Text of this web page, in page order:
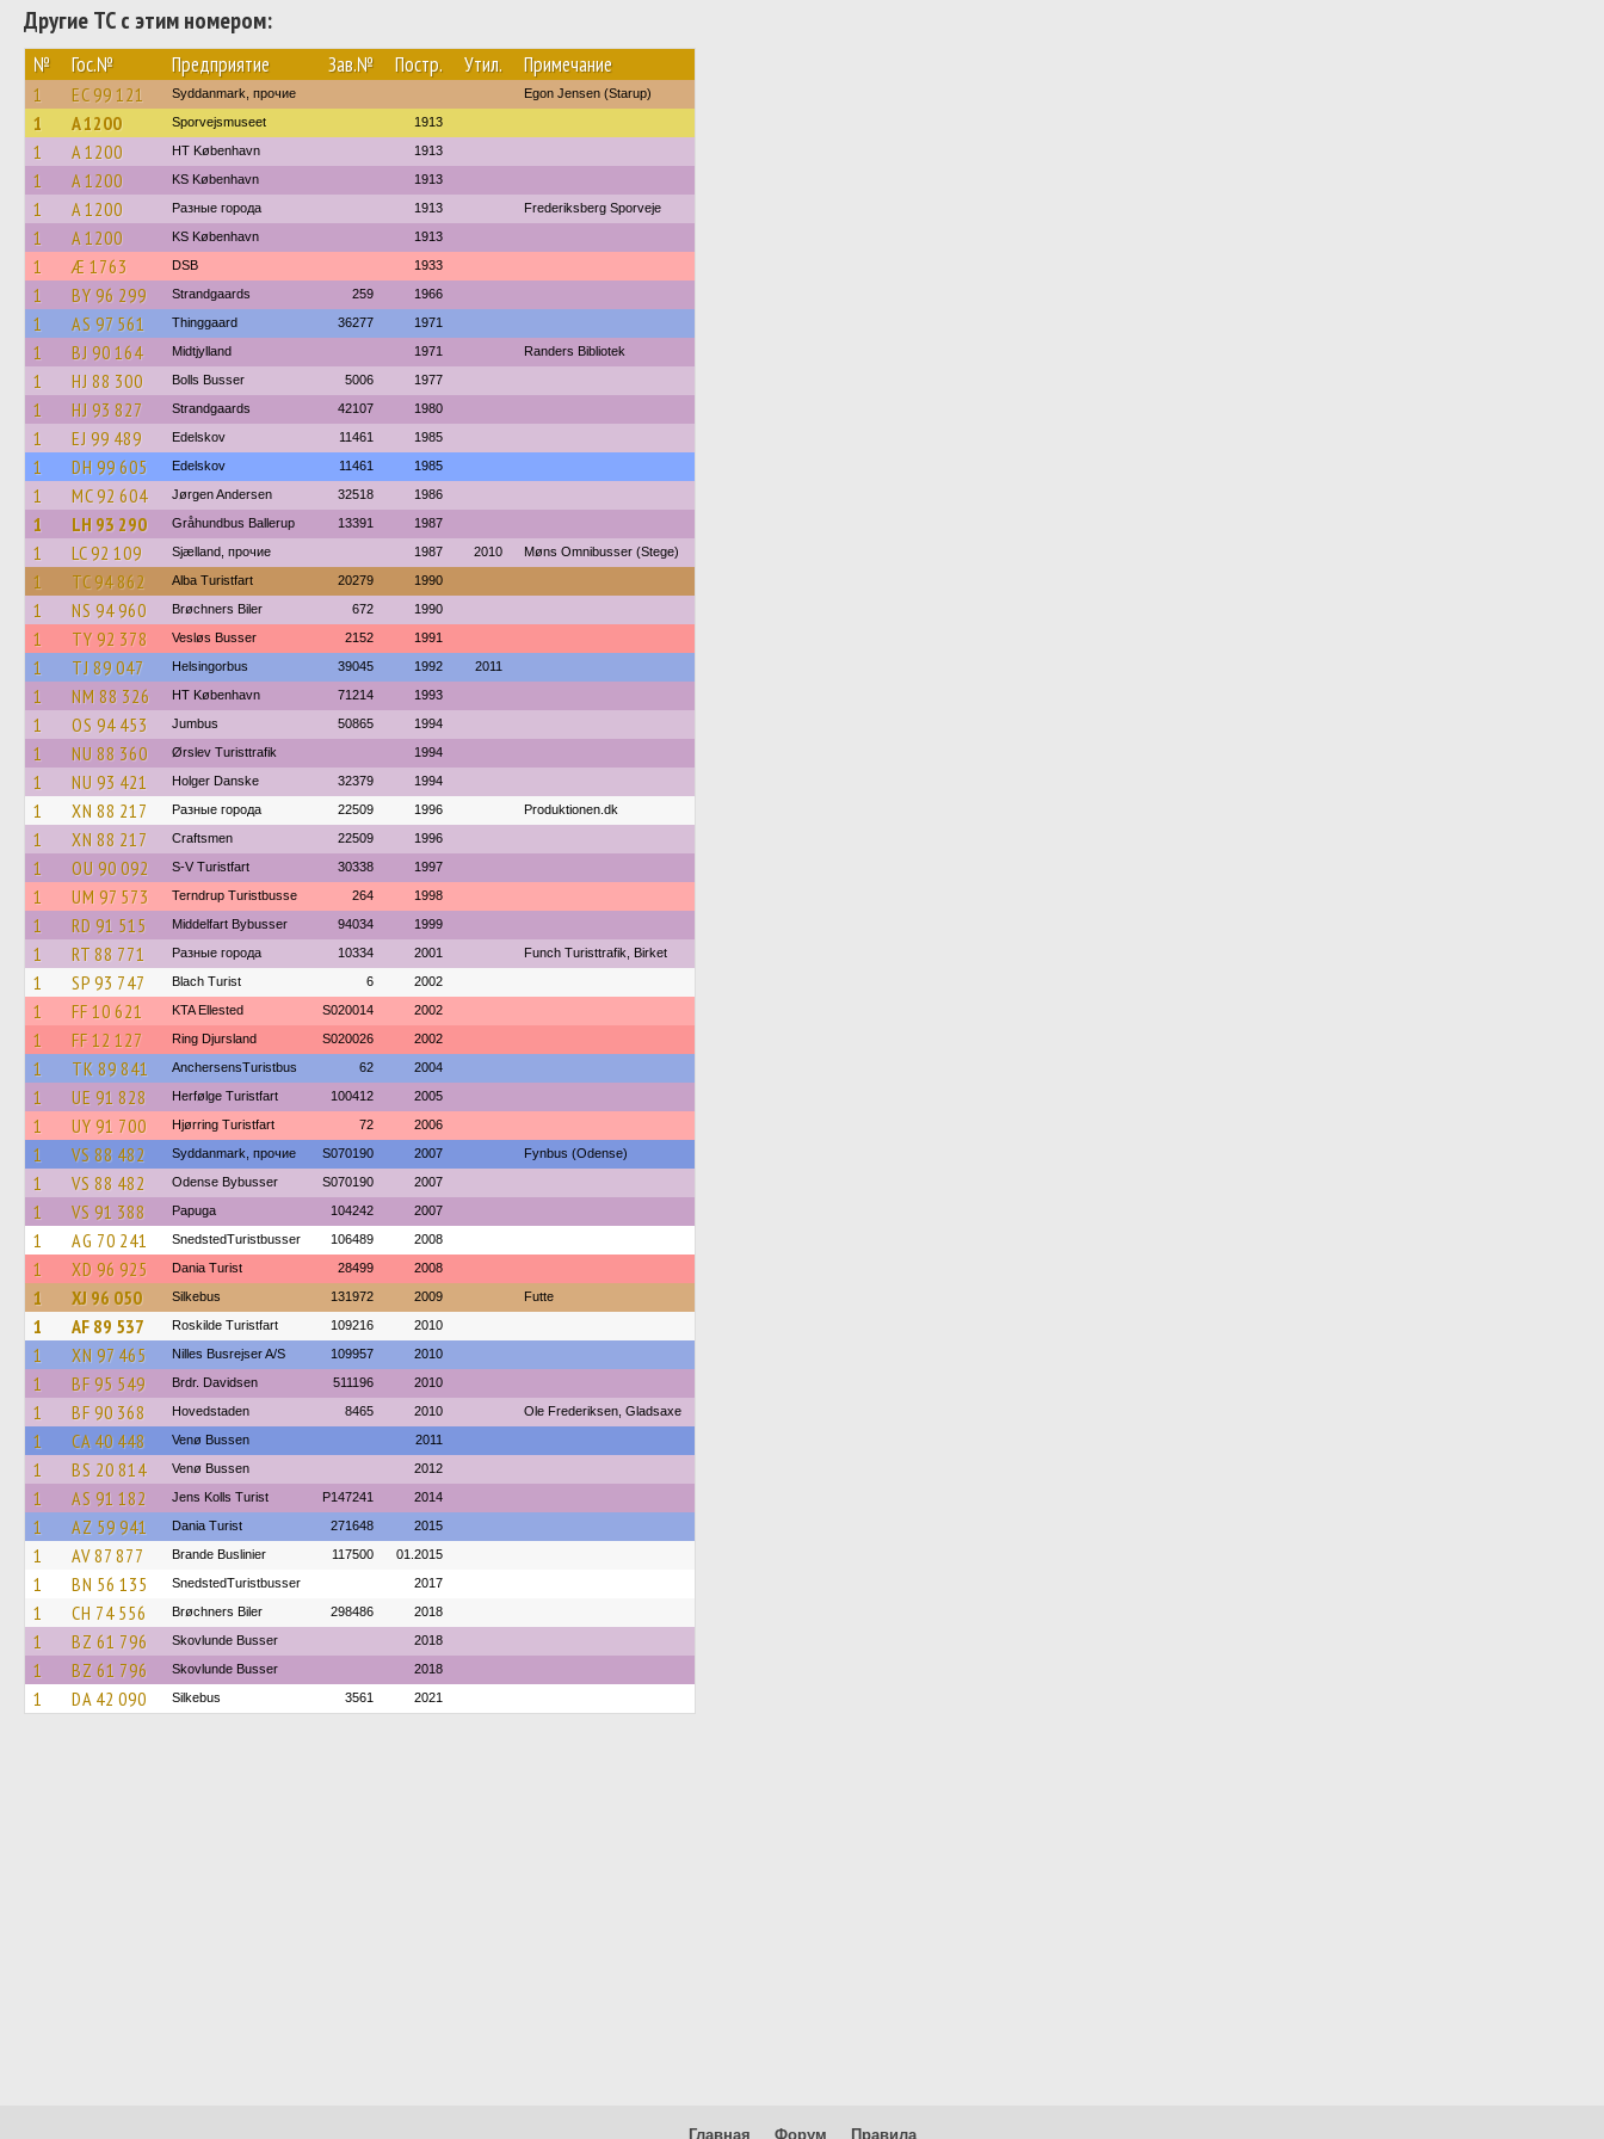
Другие ТС с этим номером:
№ Гос.№ Предприятие Зав.№ Постр. Утил. Примечание
1 EC 99 121 Syddanmark, прочие Egon Jensen (Starup)
1 A 1200 Sporvejsmuseet 1913
1 A 1200 HT København 1913
1 A 1200 KS København 1913
1 A 1200 Разные города 1913 Frederiksberg Sporveje
1 A 1200 KS København 1913
1 Æ 1763 DSB 1933
1 BY 96 299 Strandgaards 259 1966
1 AS 97 561 Thinggaard 36277 1971
1 BJ 90 164 Midtjylland 1971 Randers Bibliotek
1 HJ 88 300 Bolls Busser 5006 1977
1 HJ 93 827 Strandgaards 42107 1980
1 EJ 99 489 Edelskov 11461 1985
1 DH 99 605 Edelskov 11461 1985
1 MC 92 604 Jørgen Andersen 32518 1986
1 LH 93 290 Gråhundbus Ballerup 13391 1987
1 LC 92 109 Sjælland, прочие 1987 2010 Møns Omnibusser (Stege)
1 TC 94 862 Alba Turistfart 20279 1990
1 NS 94 960 Brøchners Biler 672 1990
1 TY 92 378 Vesløs Busser 2152 1991
1 TJ 89 047 Helsingorbus 39045 1992 2011
1 NM 88 326 HT København 71214 1993
1 OS 94 453 Jumbus 50865 1994
1 NU 88 360 Ørslev Turisttrafik 1994
1 NU 93 421 Holger Danske 32379 1994
1 XN 88 217 Разные города 22509 1996 Produktionen.dk
1 XN 88 217 Craftsmen 22509 1996
1 OU 90 092 S-V Turistfart 30338 1997
1 UM 97 573 Terndrup Turistbusse 264 1998
1 RD 91 515 Middelfart Bybusser 94034 1999
1 RT 88 771 Разные города 10334 2001 Funch Turisttrafik, Birket
1 SP 93 747 Blach Turist 6 2002
1 FF 10 621 KTA Ellested S020014 2002
1 FF 12 127 Ring Djursland S020026 2002
1 TK 89 841 AnchersensTuristbus 62 2004
1 UE 91 828 Herfølge Turistfart 100412 2005
1 UY 91 700 Hjørring Turistfart 72 2006
1 VS 88 482 Syddanmark, прочие S070190 2007 Fynbus (Odense)
1 VS 88 482 Odense Bybusser S070190 2007
1 VS 91 388 Papuga 104242 2007
1 AG 70 241 SnedstedTuristbusser 106489 2008
1 XD 96 925 Dania Turist 28499 2008
1 XJ 96 050 Silkebus 131972 2009 Futte
1 AF 89 537 Roskilde Turistfart 109216 2010
1 XN 97 465 Nilles Busrejser A/S 109957 2010
1 BF 95 549 Brdr. Davidsen 511196 2010
1 BF 90 368 Hovedstaden 8465 2010 Ole Frederiksen, Gladsaxe
1 CA 40 448 Venø Bussen 2011
1 BS 20 814 Venø Bussen 2012
1 AS 91 182 Jens Kolls Turist P147241 2014
1 AZ 59 941 Dania Turist 271648 2015
1 AV 87 877 Brande Buslinier 117500 01.2015
1 BN 56 135 SnedstedTuristbusser 2017
1 CH 74 556 Brøchners Biler 298486 2018
1 BZ 61 796 Skovlunde Busser 2018
1 BZ 61 796 Skovlunde Busser 2018
1 DA 42 090 Silkebus 3561 2021
Главная Форум Правила